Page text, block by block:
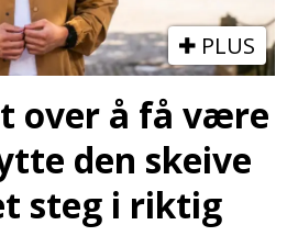
PLUS
over å få være
den skeive
steg i riktig